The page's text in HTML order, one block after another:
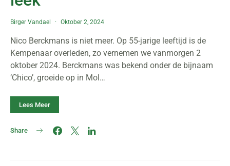
Birger Vandael Oktober 2, 2024
Nico Berckmans is niet meer. Op 55-jarige leeftijd is de
Kempenaar overleden, zo vernemen we vanmorgen 2
oktober 2024. Berckmans was bekend onder de bijnaam
‘Chico’, groeide op in Mol…
Lees Meer
Share